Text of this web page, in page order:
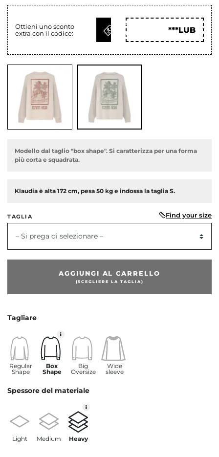
Ottieni uno sconto
extra con il codice:
OTTIENI
COD
***LUB
Modello dal taglio "box shape". Si caratterizza per una forma
più corta e squadrata.
Klaudia è alta 172 cm, pesa 50 kg e indossa la taglia S.
TAGLIA Find your size
– Si prega di selezionare –
AGGIUNGI AL CARRELLO
(SCEGLIERE LA TAGLIA)
Tagliare
Regular
Shape
Box
Shape
Big
Oversize
Wide
sleeve
Spessore del materiale
Light Medium Heavy